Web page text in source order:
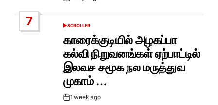
Post
7
POSTED
SCROLLER
காரைக்குடியில் அழகப்பா
கல்வி நிறுவனங்கள் ஏற்பாட்டில்
இலவச சமூக நல மருத்துவ
முகாம் …
Post1 week ago